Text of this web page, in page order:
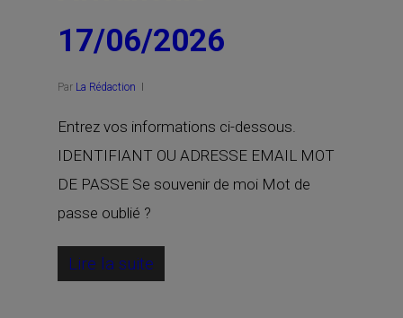
17/06/2026
Par La Rédaction
Entrez vos informations ci-dessous.
IDENTIFIANT OU ADRESSE EMAIL MOT
DE PASSE Se souvenir de moi Mot de
passe oublié ?
Lire la suite